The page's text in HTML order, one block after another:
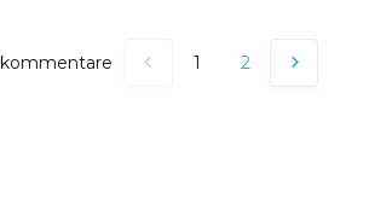
kommentare 1 2